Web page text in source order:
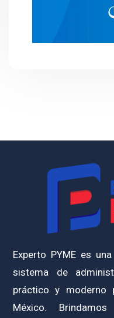
Experto PYME es
sistema de
práctico y moderno
México.